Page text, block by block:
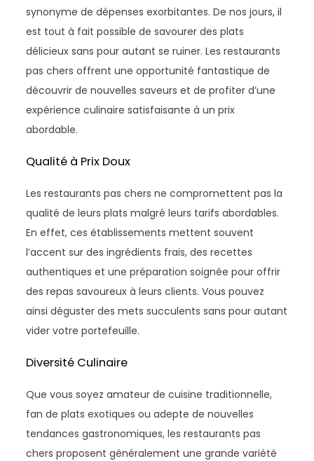
synonyme de dépenses exorbitantes. De nos jours, il
est tout à fait possible de savourer des plats
délicieux sans pour autant se ruiner. Les restaurants
pas chers offrent une opportunité fantastique de
découvrir de nouvelles saveurs et de profiter d’une
expérience culinaire satisfaisante à un prix
abordable.
Qualité à Prix Doux
Les restaurants pas chers ne compromettent pas la
qualité de leurs plats malgré leurs tarifs abordables.
En effet, ces établissements mettent souvent
l’accent sur des ingrédients frais, des recettes
authentiques et une préparation soignée pour offrir
des repas savoureux à leurs clients. Vous pouvez
ainsi déguster des mets succulents sans pour autant
vider votre portefeuille.
Diversité Culinaire
Que vous soyez amateur de cuisine traditionnelle,
fan de plats exotiques ou adepte de nouvelles
tendances gastronomiques, les restaurants pas
chers proposent généralement une grande variété